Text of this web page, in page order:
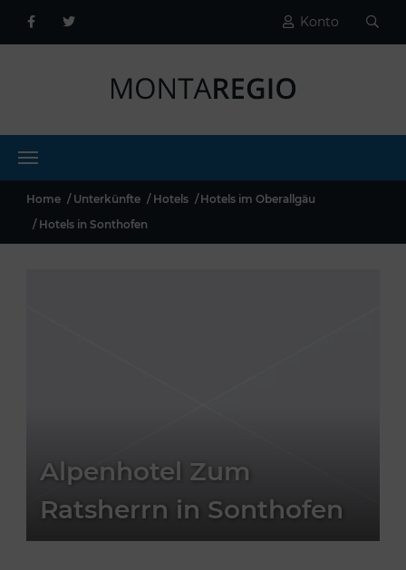
Konto
Home Unterkünfte Hotels
Hotels im Oberallgäu
Hotels in Sonthofen
Alpenhotel Zum
Ratsherrn in Sonthofen